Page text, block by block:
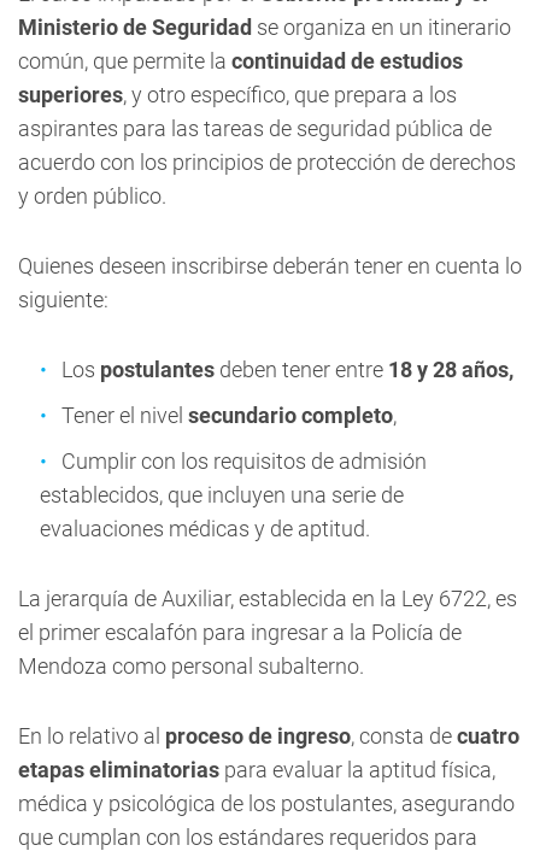
Ministerio de Seguridad se organiza en un itinerario
común, que permite la continuidad de estudios
superiores, y otro específico, que prepara a los
aspirantes para las tareas de seguridad pública de
acuerdo con los principios de protección de derechos
y orden público.
Quienes deseen inscribirse deberán tener en cuenta lo
siguiente:
Los postulantes deben tener entre 18 y 28 años,
Tener el nivel secundario completo,
Cumplir con los requisitos de admisión
establecidos, que incluyen una serie de
evaluaciones médicas y de aptitud.
La jerarquía de Auxiliar, establecida en la Ley 6722, es
el primer escalafón para ingresar a la Policía de
Mendoza como personal subalterno.
En lo relativo al proceso de ingreso, consta decuatro
etapas eliminatorias para evaluar la aptitud física,
médica y psicológica de los postulantes, asegurando
que cumplan con los estándares requeridos para